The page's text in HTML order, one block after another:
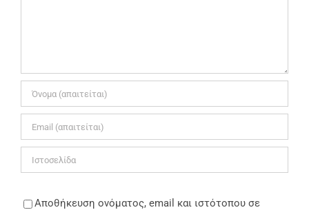
Αποθήκευση ονόματος, email και ιστότοπου σε